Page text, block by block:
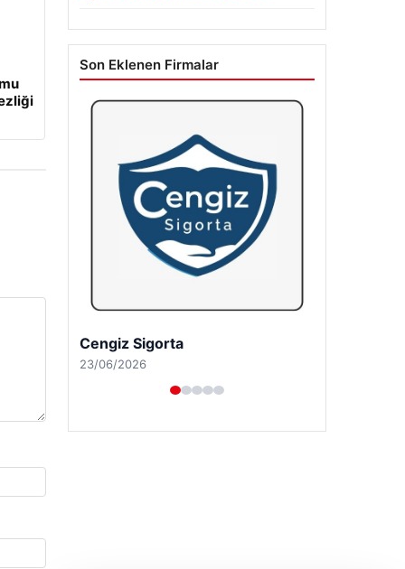
Son Eklenen Firmalar
Hastaş Beton
26/05/2026